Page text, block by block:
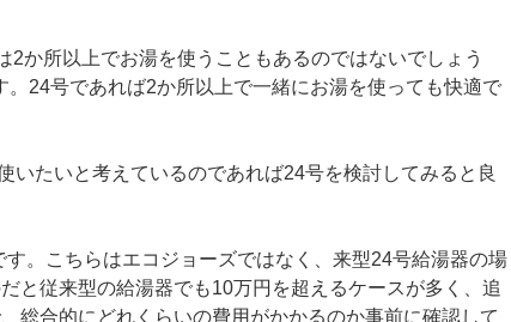
か所以上でお湯を使うこともあるのではないでしょう
24号であれば2か所以上で一緒にお湯を使っても快適で
たいと考えているのであれば24号を検討してみると良
。こちらはエコジョーズではなく、来型24号給湯器の場
と従来型の給湯器でも10万円を超えるケースが多く、追
総合的にどれくらいの費用がかかるのか事前に確認して